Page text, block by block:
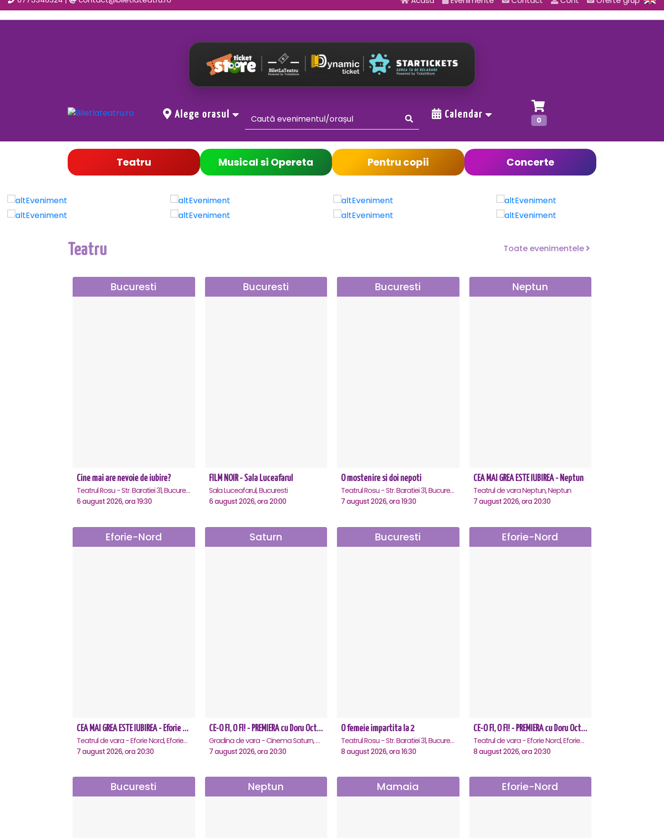
Alege orasul Calendar
0
Teatru Musical si Opereta Pentru copii Concerte
Teatru Toate evenimentele
Bucuresti
Cine mai are nevoie de iubire?
Teatrul Rosu - Str. Baratiei 31, Bucuresti
6 august 2026, ora 19:30
Bucuresti
FILM NOIR - Sala Luceafarul
Sala Luceafarul, Bucuresti
6 august 2026, ora 20:00
Bucuresti
O mostenire si doi nepoti
Teatrul Rosu - Str. Baratiei 31, Bucuresti
7 august 2026, ora 19:30
Neptun
CEA MAI GREA ESTE IUBIREA - Neptun
Teatrul de vara Neptun, Neptun
7 august 2026, ora 20:30
Eforie-Nord
CEA MAI GREA ESTE IUBIREA - Eforie Nord
Teatrul de vara - Eforie Nord, Eforie-Nord
7 august 2026, ora 20:30
Saturn
CE-O FI, O FI! - PREMIERA cu Doru Octavian Dumitru - Saturn
Gradina de vara - Cinema Saturn, Saturn
7 august 2026, ora 20:30
Bucuresti
O femeie impartita la 2
Teatrul Rosu - Str. Baratiei 31, Bucuresti
8 august 2026, ora 16:30
Eforie-Nord
CE-O FI, O FI! - PREMIERA cu Doru Octavian Dumitru - Eforie Nord
Teatrul de vara - Eforie Nord, Eforie-Nord
8 august 2026, ora 20:30
Bucuresti Neptun Mamaia Eforie-Nord